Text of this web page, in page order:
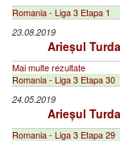
Romania - Liga 3 Etapa 1
23.08.2019
Arieșul Turda
Mai multe rezultate
Romania - Liga 3 Etapa 30
24.05.2019
Arieșul Turda
Romania - Liga 3 Etapa 29